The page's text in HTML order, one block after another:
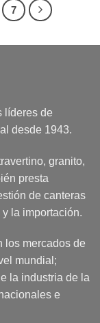
7
líderes de
desde 1943.
granito,
presta
de canteras
la importación.
los mercados de
mundial;
la industria de la
e